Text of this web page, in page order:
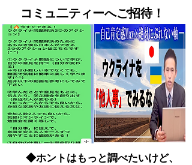
コミュ二ティーへご招待！
◆ホントはもっと調べたいけど、